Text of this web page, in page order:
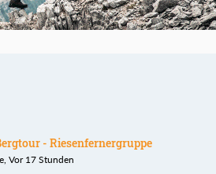
- Riesenfernergruppe
Vor 17 Stunden